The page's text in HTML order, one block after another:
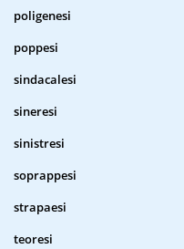
poligenesi
poppesi
sindacalesi
sineresi
sinistresi
soprappesi
strapaesi
teoresi